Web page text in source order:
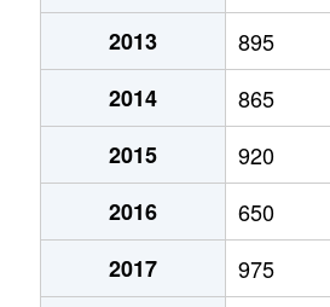
2013
895
2014
865
2015
920
2016
650
2017
975